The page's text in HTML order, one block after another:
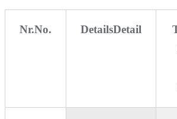
Nr.No. DetailsDetail